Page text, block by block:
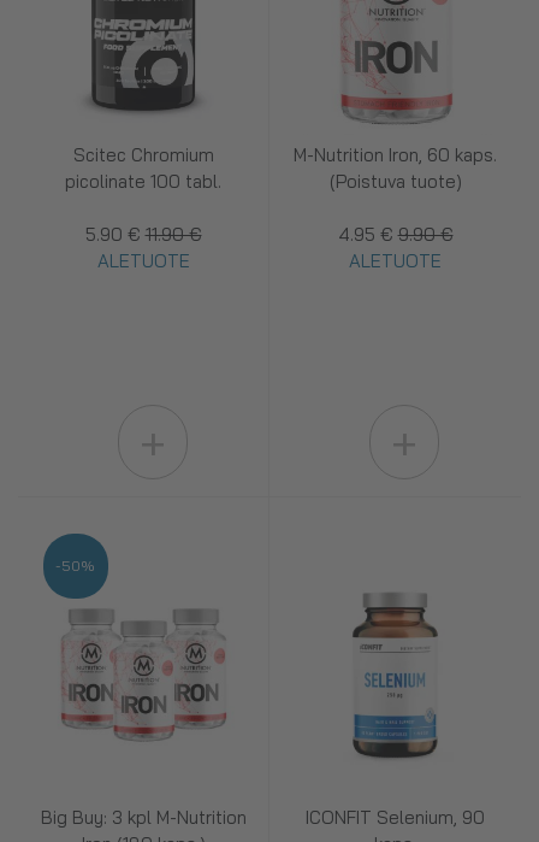
Scitec Chromium
picolinate 100 tabl.
5.90 € 11.90 €
ALETUOTE
M-Nutrition Iron, 60 kaps.
(Poistuva tuote)
4.95 € 9.90 €
ALETUOTE
Big Buy: 3 kpl M-Nutrition
-50%
ICONFIT Selenium, 90